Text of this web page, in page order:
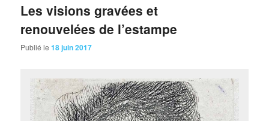
Les visions gravées et
renouvelées de l’estampe
Publié le18 juin 2017